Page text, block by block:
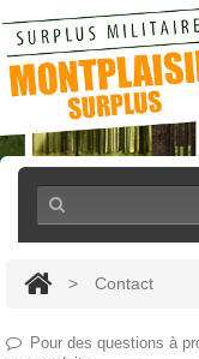
> Contact
Pour des questions à